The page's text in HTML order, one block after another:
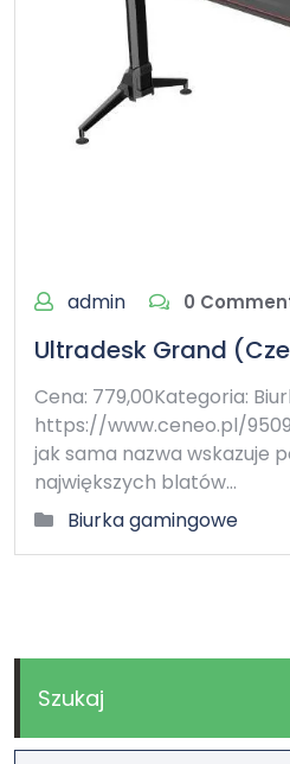
admin 0
Ultradesk Grand
Cena: 779,00Kategoria:
https://www.ceneo.pl/
jak sama nazwa wskazuje
największych blatów…
Biurka gamingowe
Szukaj